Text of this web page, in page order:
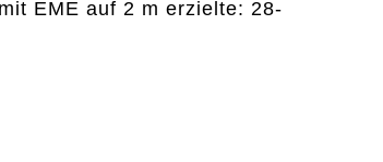
EME auf 2 m erzielte: 28-